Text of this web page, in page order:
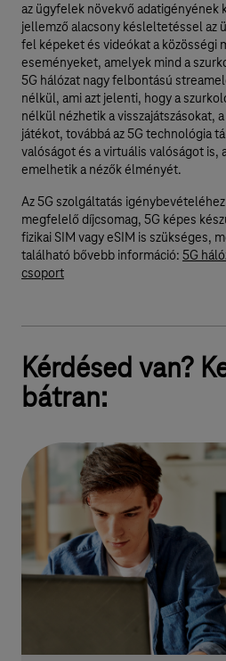
az ügyfelek növekvő adatigényének
jellemző alacsony késleltetéssel az
fel képeket és videókat a közösségi
eseményeket, amelyek mind a
5G hálózat nagy felbontású
nélkül, ami azt jelenti, hogy a
nélkül nézhetik a visszajátszásokat,
játékot, továbbá az 5G technológia
valóságot és a virtuális valóságot is,
emelhetik a nézők élményét.
Az 5G szolgáltatás
megfelelő díjcsomag, 5G képes
fizikai SIM vagy eSIM is szükséges,
található bővebb információ: 5G
csoport
Kérdésed van?
bátran: